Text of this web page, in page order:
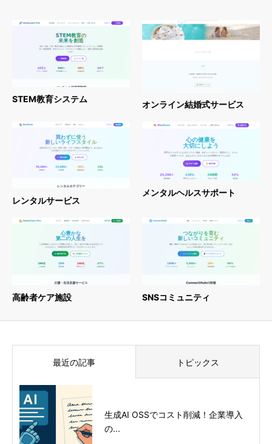
STEM教育システム オンライン結婚式サービス
レンタルサービス
メンタルヘルスサポート
高齢者ケア施設 SNSコミュニティ
最近の記事 トピックス
生成AI OSSでコスト削減！企業導入
の...